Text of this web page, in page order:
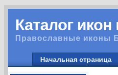
Каталог
Православные иконы
Начальная страница